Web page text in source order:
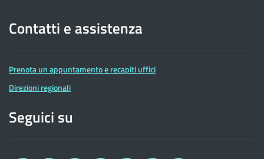
Contatti e assistenza
Prenota un appuntamento e recapiti uffici
Direzioni regionali
Seguici su